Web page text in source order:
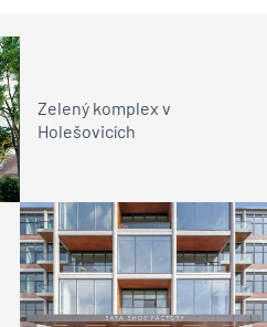
Zelený komplex v
Holešovicích